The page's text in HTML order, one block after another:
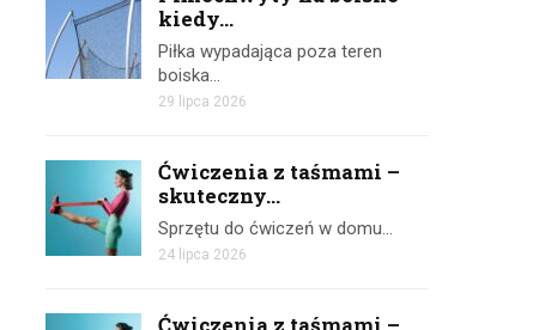
kiedy...
Piłka wypadająca poza teren
boiska…
29 lipca 2026
Ćwiczenia z taśmami –
skuteczny...
Sprzętu do ćwiczeń w domu…
24 lipca 2026